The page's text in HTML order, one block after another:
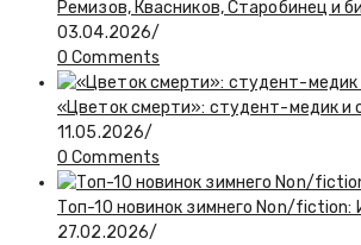
Ремизов, Квасников, Старобинец и
03.04.2026/
0 Comments
«Цветок смерти»: студент-медик и
11.05.2026/
0 Comments
Топ-10 новинок зимнего Non/
27.02.2026/